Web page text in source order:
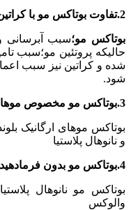
2.تفاوت بوتاکس مو با کراتین و پروتئین مو چیست؟
بوتاکس مو؛سبب آبرسانی
حالیکه پروتئین مو؛سبب
شود.
3.بوتاکس مو مخصوص موهای دکلره کدام است؟
و نانوهال پلاستیا
4.بوتاکس مو بدون فرمادهید کدام است؟
بوتاکس مو نانوهال
والوکس